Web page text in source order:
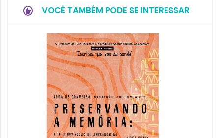
VOCÊ TAMBÉM PODE SE INTERESSAR